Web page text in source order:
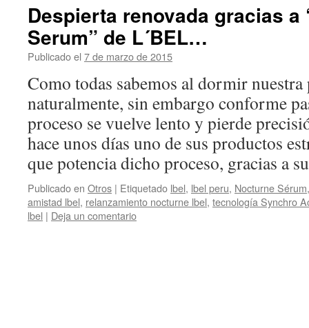
Despierta renovada gracias a
Serum” de L´BEL…
Publicado el 7 de marzo de 2015
Como todas sabemos al dormir nuestra
naturalmente, sin embargo conforme
proceso se vuelve lento y pierde
hace unos días uno de sus productos
que potencia dicho proceso, gracias a
Publicado en Otros | Etiquetado lbel, lbel peru, Nocturne Sérum
amistad lbel, relanzamiento nocturne lbel, tecnología Synchro
lbel | Deja un comentario